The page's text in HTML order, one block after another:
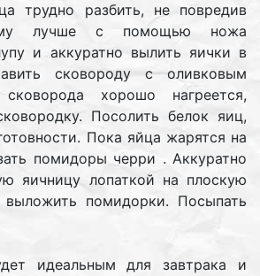
трудно разбить, не повредив
лучше с помощью ножа
и аккуратно вылить яички в
сковороду с оливковым
хорошо нагреется,
Посолить белок яиц,
Пока яйца жарятся на
помидоры черри . Аккуратно
яичницу лопаткой на плоскую
выложить помидорки. Посыпать
идеальным для завтрака и